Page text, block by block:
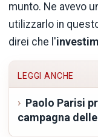
munto. Ne avevo
utilizzarlo in
direi che l'
LEGGI ANCHE
Paolo Parisi
campagna